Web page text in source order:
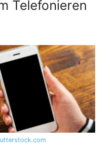
Telefonieren